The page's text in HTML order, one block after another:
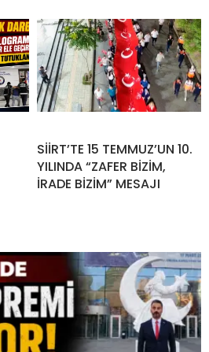
SİİRT’TE 15 TEMMUZ’UN 10.
YILINDA “ZAFER BİZİM,
İRADE BİZİM” MESAJI